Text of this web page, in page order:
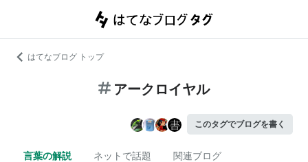
はてなブログ トップ
アークロイヤル
このタグでブログを書く
言葉の解説 ネットで話題 関連ブログ